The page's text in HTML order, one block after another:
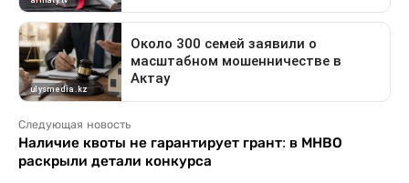
Следующая новость
Наличие квоты не гарантирует грант: в МНВО
раскрыли детали конкурса